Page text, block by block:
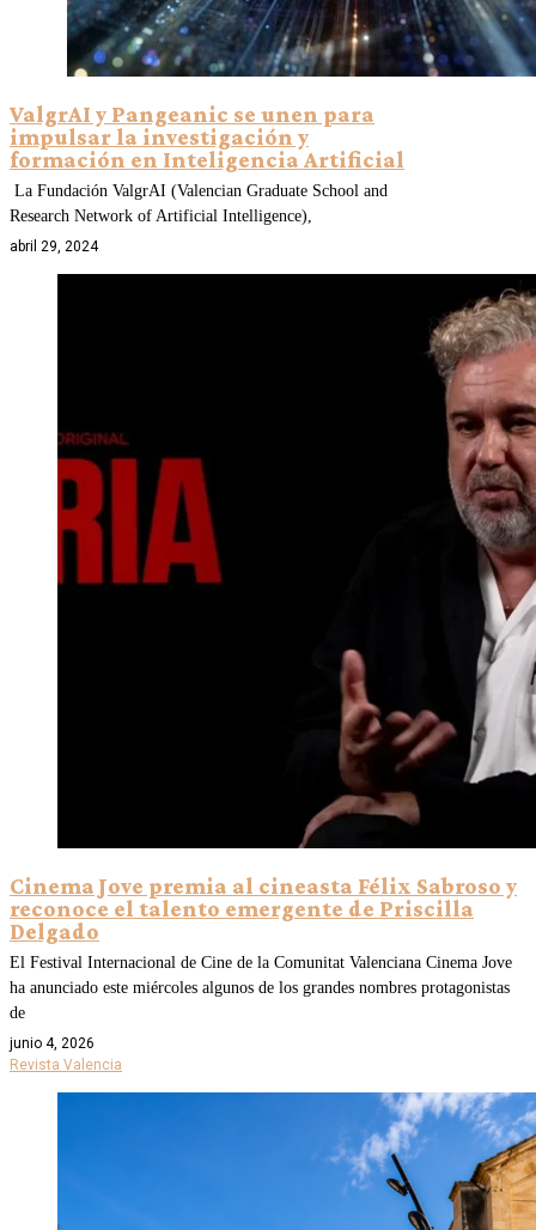
ValgrAI y Pangeanic se unen para
impulsar la investigación y
formación en Inteligencia Artificial
La Fundación ValgrAI (Valencian Graduate School and
Research Network of Artificial Intelligence),
abril 29, 2024
Cinema Jove premia al cineasta Félix Sabroso y
reconoce el talento emergente de Priscilla
Delgado
El Festival Internacional de Cine de la Comunitat Valenciana Cinema Jove
ha anunciado este miércoles algunos de los grandes nombres protagonistas
de
junio 4, 2026
Revista Valencia